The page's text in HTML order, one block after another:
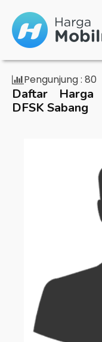
Pengunjung : 80
Daftar
DFSK Sabang